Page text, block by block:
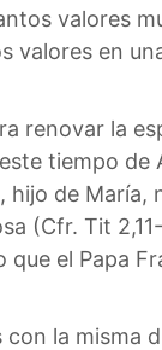
valores
valores en
renovar la
tiempo
hijo de
(Cfr. Tit
el Papa
la misma